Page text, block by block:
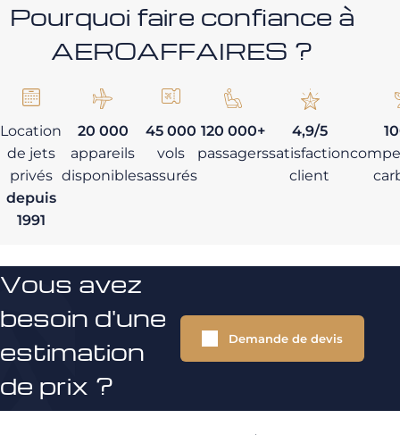
Pourquoi faire confiance à
AEROAFFAIRES ?
Location
de jets
privés
depuis
1991
20 000
appareils
disponibles
45 000
vols
assurés
120 000+
passagers
4,9/5
satisfaction
client
Vous avez
besoin d'une
estimation
de prix ?
Demande de devis